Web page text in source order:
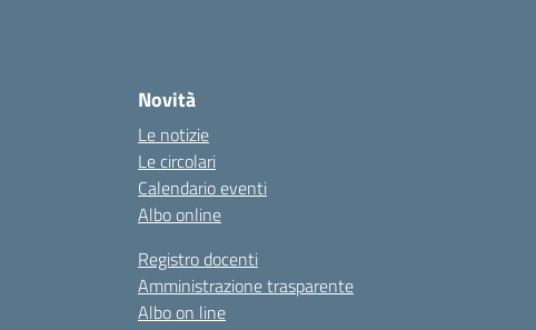
Novità
Le notizie
Le circolari
Calendario eventi
Albo online
Registro docenti
Amministrazione trasparente
Albo on line